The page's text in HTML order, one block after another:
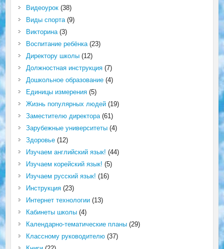
Видеоурок(38)
Виды спорта(9)
Викторина(3)
Воспитание ребёнка(23)
Директору школы(12)
Должностная инструкция(7)
Дошкольное образование(4)
Единицы измерения(5)
Жизнь популярных людей(19)
Заместителю директора(61)
Зарубежные университеты(4)
Здоровье(12)
Изучаем английский язык! (44)
Изучаем корейский язык! (5)
Изучаем русский язык! (16)
Инструкция(23)
Интернет технологии(13)
Кабинеты школы(4)
Календарно-тематические планы(29)
Классному руководителю(37)